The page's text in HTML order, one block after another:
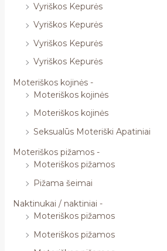
Vyriškos Kepurės
Vyriškos Kepurės
Vyriškos Kepurės
Vyriškos Kepurės
Moteriškos kojinės -
Moteriškos kojinės
Moteriškos kojinės
Seksualūs Moteriški Apatiniai
Moteriškos pižamos -
Moteriškos pižamos
Pižama šeimai
Naktinukai / naktiniai -
Moteriškos pižamos
Moteriškos pižamos